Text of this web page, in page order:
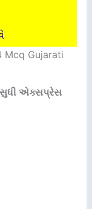
Mcq Gujarati
સુધી એક્સપ્રેસ